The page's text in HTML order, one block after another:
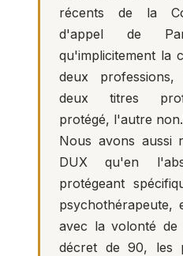
récents de la
d'appel de
qu'implicitement la
deux
deux titres
protégé, l'autre
Nous avons aussi
DUX qu'en
protégeant
psychothérapeute,
avec la volonté
décret de 90, les